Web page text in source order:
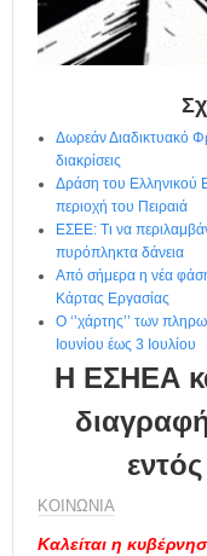
Δωρεάν Διαδικτυακό
διακρίσεις
Δράση του Ελληνικού
περιοχή του Πειραιά
ΕΣΕΕ: Τι να
πυρόπληκτα δάνεια
Από σήμερα η νέα
Κάρτας Εργασίας
Ο ‘’χάρτης’’ των
Ιουνίου έως 3 Ιουλίου
Η ΕΣΗΕΑ
ΚΟΙΝΩΝΙΑ
Καλείται η